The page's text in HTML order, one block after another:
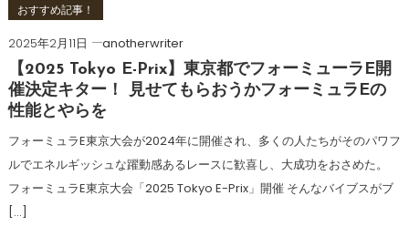
おすすめ記事！
2025年2月11日
anotherwriter
【2025 Tokyo E-Prix】東京都でフォーミューラE開
催決定キター！ 見せてもらおうかフォーミュラEの
性能とやらを
フォーミュラE東京大会が2024年に開催され、多くの人たちがそのパワフ
ルでエネルギッシュな躍動感あるレースに歓喜し、大成功をおさめた。
フォーミュラE東京大会「2025 Tokyo E-Prix」開催 そんなバイブスがブ
[…]